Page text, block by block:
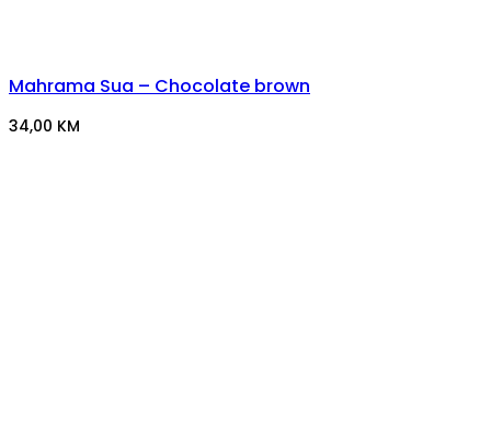
Mahrama Sua – Chocolate brown
34,00 KM